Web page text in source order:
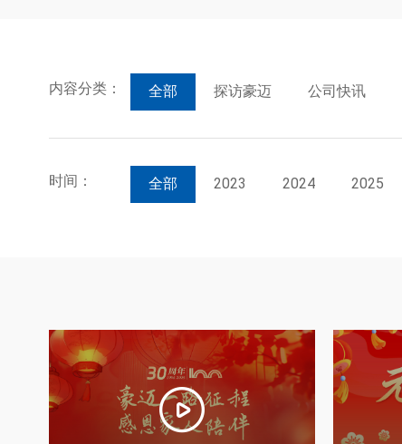
内容分类： 全部 探访豪迈 公司快讯
时间： 全部 2023 2024 2025